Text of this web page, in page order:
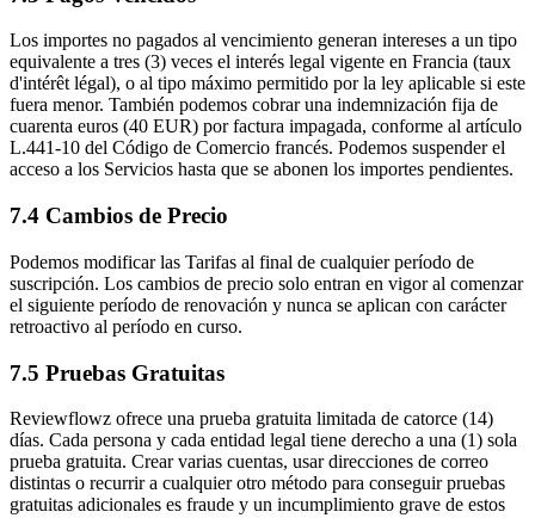
Los importes no pagados al vencimiento generan intereses a un tipo
equivalente a tres (3) veces el interés legal vigente en Francia (taux
d'intérêt légal), o al tipo máximo permitido por la ley aplicable si este
fuera menor. También podemos cobrar una indemnización fija de
cuarenta euros (40 EUR) por factura impagada, conforme al artículo
L.441-10 del Código de Comercio francés. Podemos suspender el
acceso a los Servicios hasta que se abonen los importes pendientes.
7.4 Cambios de Precio
Podemos modificar las Tarifas al final de cualquier período de
suscripción. Los cambios de precio solo entran en vigor al comenzar
el siguiente período de renovación y nunca se aplican con carácter
retroactivo al período en curso.
7.5 Pruebas Gratuitas
Reviewflowz ofrece una prueba gratuita limitada de catorce (14)
días. Cada persona y cada entidad legal tiene derecho a una (1) sola
prueba gratuita. Crear varias cuentas, usar direcciones de correo
distintas o recurrir a cualquier otro método para conseguir pruebas
gratuitas adicionales es fraude y un incumplimiento grave de estos